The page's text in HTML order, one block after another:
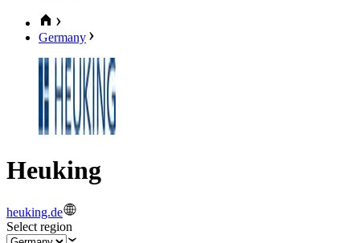
Germany
Heuking
heuking.de
Select region